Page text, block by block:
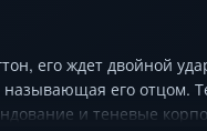
его ждет двойной
называющая его
и теневые